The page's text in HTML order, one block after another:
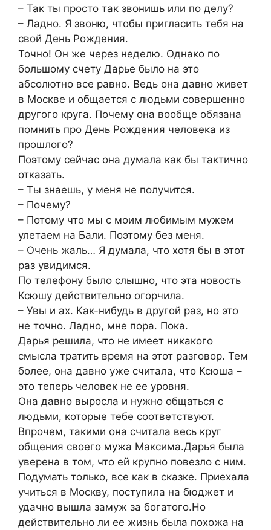
– Так ты просто так звонишь или по делу?
– Ладно. Я звоню, чтобы пригласить тебя на
свой День Рождения.
Точно! Он же через неделю. Однако по
большому счету Дарье было на это
абсолютно все равно. Ведь она давно живет
в Москве и общается с людьми совершенно
другого круга. Почему она вообще обязана
помнить про День Рождения человека из
прошлого?
Поэтому сейчас она думала как бы тактично
отказать.
– Ты знаешь, у меня не получится.
– Почему?
– Потому что мы с моим любимым мужем
улетаем на Бали. Поэтому без меня.
– Очень жаль… Я думала, что хотя бы в этот
раз увидимся.
По телефону было слышно, что эта новость
Ксюшу действительно огорчила.
– Увы и ах. Как-нибудь в другой раз, но это
не точно. Ладно, мне пора. Пока.
Дарья решила, что не имеет никакого
смысла тратить время на этот разговор. Тем
более, она давно уже считала, что Ксюша –
это теперь человек не ее уровня.
Она давно выросла и нужно общаться с
людьми, которые тебе соответствуют.
Впрочем, такими она считала весь круг
общения своего мужа Максима.Дарья была
уверена в том, что ей крупно повезло с ним.
Подумать только, все как в сказке. Приехала
учиться в Москву, поступила на бюджет и
удачно вышла замуж за богатого.Но
действительно ли ее жизнь была похожа на